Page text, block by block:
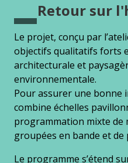
Retour sur
Le projet, conçu par
objectifs qualitatifs forts
architecturale et
environnementale.
Pour assurer une bonne
combine échelles
programmation mixte de
groupées en bande et de
Le programme s’étend